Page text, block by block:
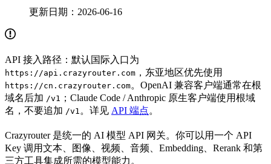
更新日期：2026-06-16
API 接入路径：默认国际入口为
https://api.crazyrouter.com ，东亚地区优先使用
https://cn.crazyrouter.com。OpenAI 兼容客户端通常在根
域名后加 /v1
；Claude Code / Anthropic 原生客户端使用根域
名，不要追加 /v1 。详见 API 端点。
Crazyrouter 是统一的 AI 模型 API 网关。你可以用一个 API
Key 调用文本、图像、视频、音频、Embedding、Rerank 和第
三方工具集成所需的模型能力。